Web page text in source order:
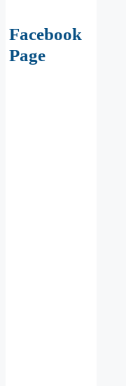
Facebook
Page